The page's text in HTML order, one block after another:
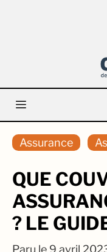
Menu
Assurance
QUE
? LE
Paru le 9 avril